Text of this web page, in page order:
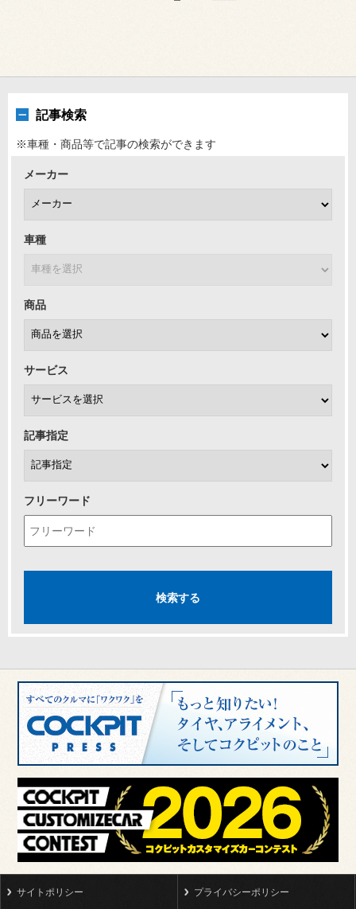
記事検索
※車種・商品等で記事の検索ができます
メーカー
車種
商品
サービス
記事指定
フリーワード
サイトポリシー プライバシーポリシー